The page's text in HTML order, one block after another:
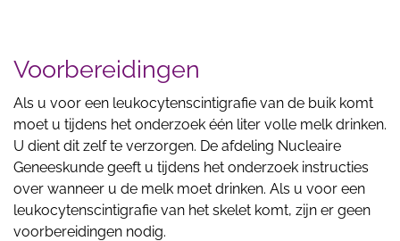
Voorbereidingen
Als u voor een leukocytenscintigrafie van de buik komt
moet u tijdens het onderzoek één liter volle melk drinken.
U dient dit zelf te verzorgen. De afdeling Nucleaire
Geneeskunde geeft u tijdens het onderzoek instructies
over wanneer u de melk moet drinken. Als u voor een
leukocytenscintigrafie van het skelet komt, zijn er geen
voorbereidingen nodig.